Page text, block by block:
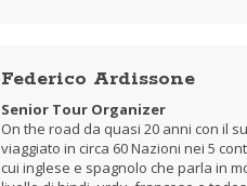
Federico Ardissone
Senior Tour Organizer
On the road da quasi 20 anni con il
viaggiato in circa 60 Nazioni nei 5
cui inglese e spagnolo che parla in